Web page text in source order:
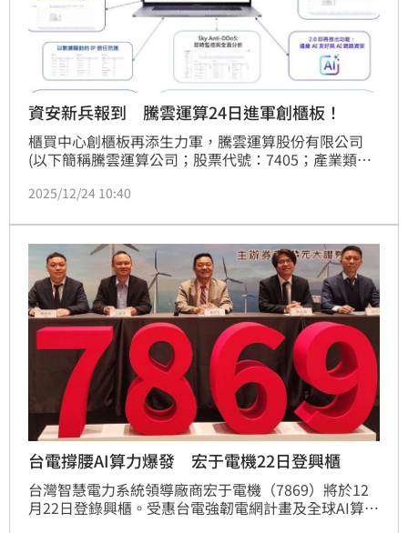
資安新兵報到 騰雲運算24日進軍創櫃板！
櫃買中心創櫃板再添生力軍，騰雲運算股份有限公司
(以下簡稱騰雲運算公司；股票代號：7405；產業類
司主要業務為提供CDN加速、DDoS防禦、全球智能流
2025/12/24 10:40
台電撐腰AI算力爆發 宏于電機22日登興櫃
台灣智慧電力系統領導廠商宏于電機（7869）將於12
月22日登錄興櫃。受惠台電強韌電網計畫及全球AI算力